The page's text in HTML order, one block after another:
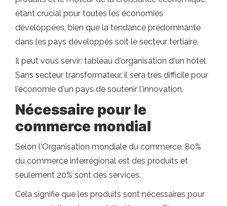
étant crucial pour toutes les économies
développées, bien que la tendance prédominante
dans les pays développés soit le secteur tertiaire.
Il peut vous servir: tableau d'organisation d'un hôtel
Sans secteur transformateur, il sera très difficile pour
l'économie d'un pays de soutenir l'innovation.
Nécessaire pour le
commerce mondial
Selon l'Organisation mondiale du commerce, 80%
du commerce interrégional est des produits et
seulement 20% sont des services.
Cela signifie que les produits sont nécessaires pour